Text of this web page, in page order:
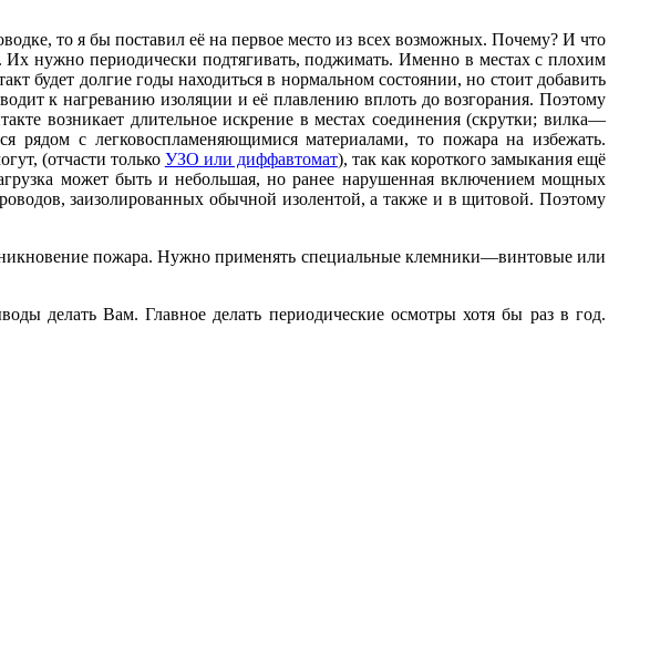
, то я бы поставил её на первое место из всех возможных. Почему? И что
нужно периодически подтягивать, поджимать. Именно в местах с плохим
будет долгие годы находиться в нормальном состоянии, но стоит добавить
к нагреванию изоляции и её плавлению вплоть до возгорания. Поэтому
возникает длительное искрение в местах соединения (скрутки; вилка—
рядом с легковоспламеняющимися материалами, то пожара на избежать.
(отчасти только УЗО или диффавтомат), так как короткого замыкания ещё
может быть и небольшая, но ранее нарушенная включением мощных
заизолированных обычной изолентой, а также и в щитовой. Поэтому
пожара. Нужно применять специальные клемники—винтовые или
делать Вам. Главное делать периодические осмотры хотя бы раз в год.